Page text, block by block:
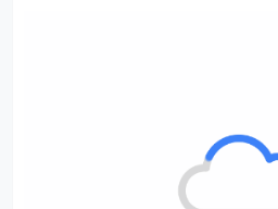
源码是指
台系统等，此类源码淘宝一
五百之间。高端源码也算是